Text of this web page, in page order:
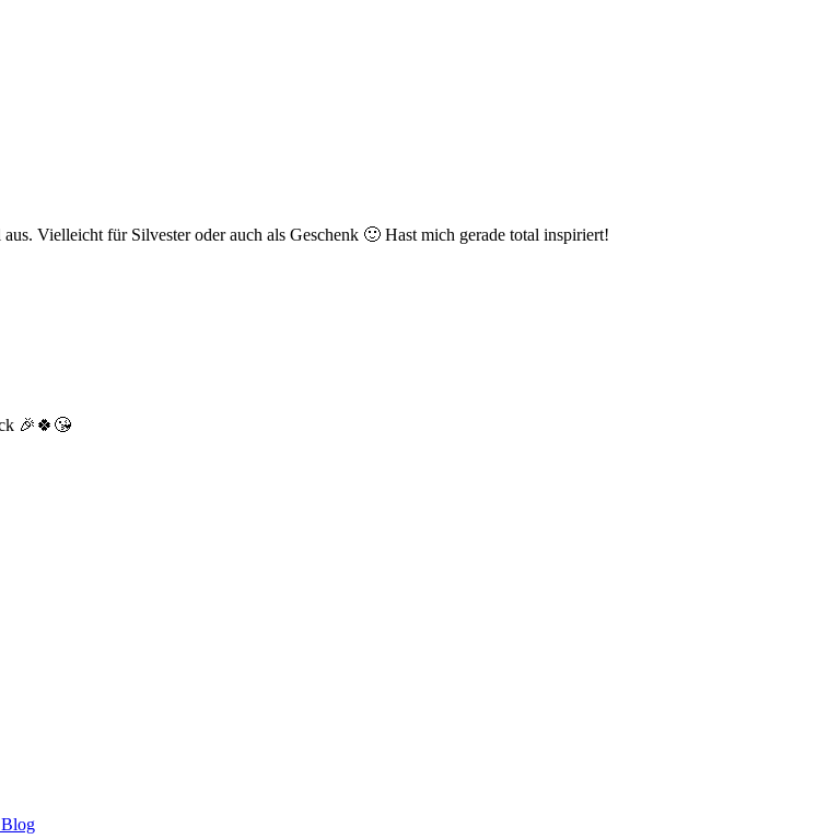
Vielleicht für Silvester oder auch als Geschenk 🙂 Hast mich gerade total inspiriert!
🎉🍀😘